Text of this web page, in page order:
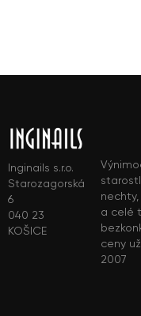
Inginails s.r.o.
Starozagorská
6
040 23
KOŠICE
nechty,
a celé
ceny
2007